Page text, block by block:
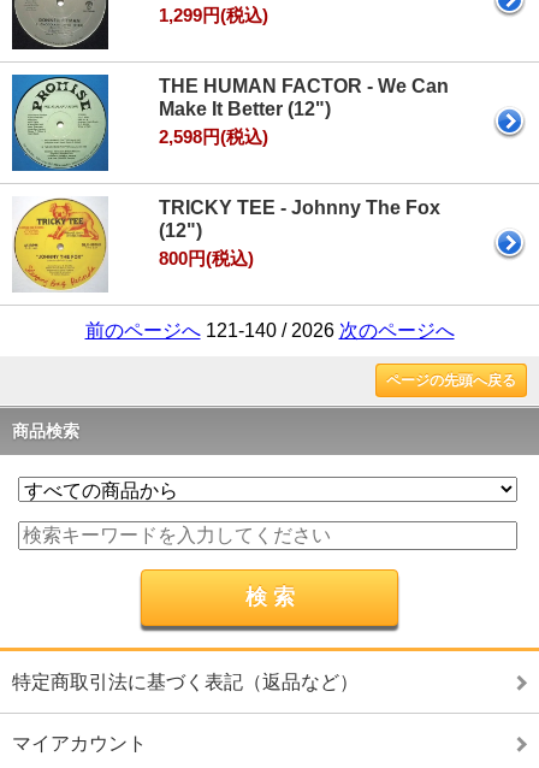
1,299円(税込)
THE HUMAN FACTOR - We Can
Make It Better (12")
2,598円(税込)
TRICKY TEE - Johnny The Fox
(12")
800円(税込)
前のページへ121-140 / 2026 次のページへ
ページの先頭へ戻る
商品検索
特定商取引法に基づく表記（返品など）
マイアカウント